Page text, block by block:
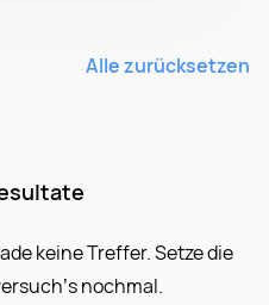
Alle zurücksetzen
keine Treffer. Setze die
nochmal.